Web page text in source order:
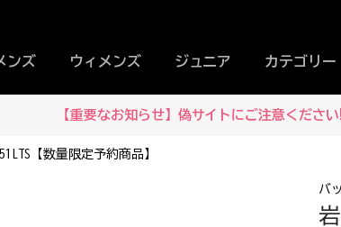
ンズ ウィメンズ ジュニア カテゴリー
【重要なお知らせ】偽サイトにご注意ください
【数量限定予約商品】
バ